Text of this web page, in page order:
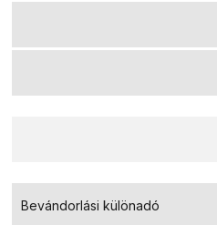
Bevándorlási különadó